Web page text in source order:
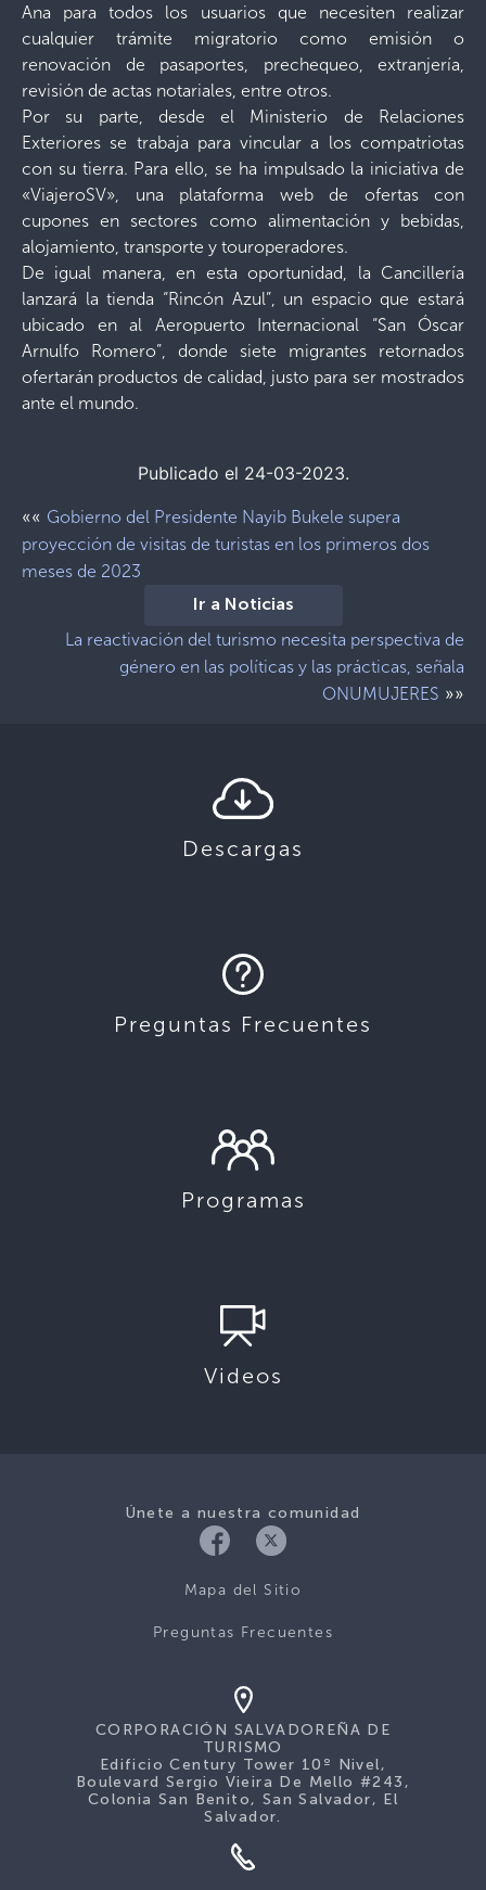
Ana para todos los usuarios que necesiten realizar
cualquier trámite migratorio como emisión o
renovación de pasaportes, prechequeo, extranjería,
revisión de actas notariales, entre otros.
Por su parte, desde el Ministerio de Relaciones
Exteriores se trabaja para vincular a los compatriotas
con su tierra. Para ello, se ha impulsado la iniciativa de
«ViajeroSV», una plataforma web de ofertas con
cupones en sectores como alimentación y bebidas,
alojamiento, transporte y touroperadores.
De igual manera, en esta oportunidad, la Cancillería
lanzará la tienda “Rincón Azul”, un espacio que estará
ubicado en al Aeropuerto Internacional “San Óscar
Arnulfo Romero”, donde siete migrantes retornados
ofertarán productos de calidad, justo para ser mostrados
ante el mundo.
Publicado el 24-03-2023.
«« Gobierno del Presidente Nayib Bukele supera
proyección de visitas de turistas en los primeros dos
meses de 2023
Ir a Noticias
La reactivación del turismo necesita perspectiva de
género en las políticas y las prácticas, señala
ONUMUJERES »»
Descargas
Preguntas Frecuentes
Programas
Videos
Únete a nuestra comunidad
Mapa del Sitio
Preguntas Frecuentes
CORPORACIÓN SALVADOREÑA DE
TURISMO
Edificio Century Tower 10º Nivel,
Boulevard Sergio Vieira De Mello #243,
Colonia San Benito, San Salvador, El
Salvador.